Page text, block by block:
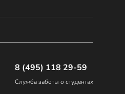
8 (495) 118 29-59
Служба заботы о студентах